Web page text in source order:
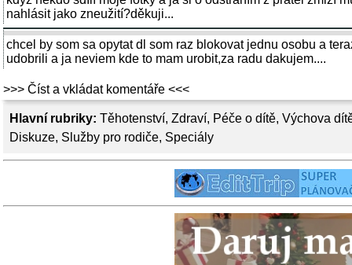
Hlavní rubriky: Těhotenství, Zdraví, Péče o dítě, Výchova
Diskuze, Služby pro rodiče, Speciály
nahlásit jako zneužití?děkuji...
chcel by som sa opytat dl som raz blokovat jednu osobu a
udobrili a ja neviem kde to mam urobit,za radu dakujem....
>>> Číst a vkládat komentáře <<<